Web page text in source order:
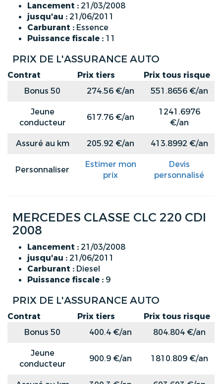
Lancement : 21/03/2008
jusqu'au : 21/06/2011
Carburant : Essence
Puissance fiscale : 11
PRIX DE L'ASSURANCE AUTO
Contrat Prix tiers
Prix tous risque
Bonus 50
274.56 €/an
551.8656 €/an
Jeune
conducteur
617.76 €/an
1241.6976
€/an
Assuré au km
205.92 €/an 413.8992 €/an
Personnaliser
Estimer mon
prix
Devis
personnalisé
MERCEDES CLASSE CLC 220 CDI
2008
Lancement : 21/03/2008
jusqu'au : 21/06/2011
Carburant : Diesel
Puissance fiscale : 9
PRIX DE L'ASSURANCE AUTO
Contrat Prix tiers
Prix tous risque
Bonus 50
400.4 €/an
804.804 €/an
Jeune
conducteur
900.9 €/an 1810.809 €/an